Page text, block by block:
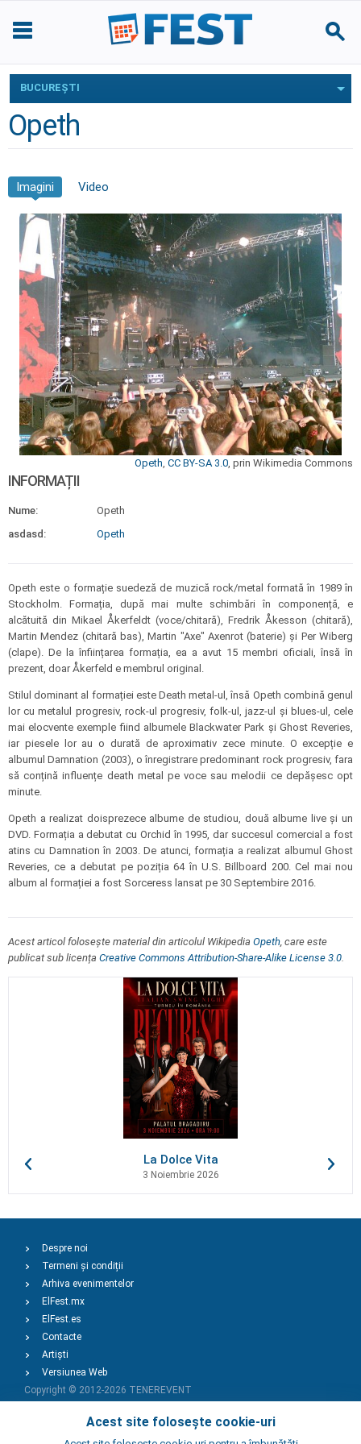
BUCUREŞTI
Opeth
Imagini Video
Opeth, CC BY-SA 3.0, prin Wikimedia Commons
INFORMAȚII
Nume:
Opeth
asdasd:
Opeth
Opeth este o formație suedeză de muzică rock/metal formată în 1989 în
Stockholm. Formația, după mai multe schimbări în componență, e
alcătuită din Mikael Åkerfeldt (voce/chitară), Fredrik Åkesson (chitară),
Martin Mendez (chitară bas), Martin "Axe" Axenrot (baterie) și Per Wiberg
(clape). De la înființarea formația, ea a avut 15 membri oficiali, însă în
prezent, doar Åkerfeld e membrul original.
Stilul dominant al formației este Death metal-ul, însă Opeth combină genul
lor cu metalul progresiv, rock-ul progresiv, folk-ul, jazz-ul și blues-ul, cele
mai elocvente exemple fiind albumele Blackwater Park și Ghost Reveries,
iar piesele lor au o durată de aproximativ zece minute. O excepție e
albumul Damnation (2003), o înregistrare predominant rock progresiv, fara
să conțină influențe death metal pe voce sau melodii ce depășesc opt
minute.
Opeth a realizat doisprezece albume de studiou, două albume live și un
DVD. Formația a debutat cu Orchid în 1995, dar succesul comercial a fost
atins cu Damnation în 2003. De atunci, formația a realizat albumul Ghost
Reveries, ce a debutat pe poziția 64 în U.S. Billboard 200. Cel mai nou
album al formației a fost Sorceress lansat pe 30 Septembire 2016.
Acest articol folosește material din articolul Wikipedia Opeth, care este
publicat sub licența Creative Commons Attribution-Share-Alike License 3.0.
La Dolce Vita
3 Noiembrie 2026
Acest site folosește cookie-uri
Despre noi
Termeni și condiții
Arhiva evenimentelor
ElFest.mx
ElFest.es
Contacte
Artiști
Versiunea Web
Copyright © 2012-2026 TENEREVENT
Adaugă Eveniment